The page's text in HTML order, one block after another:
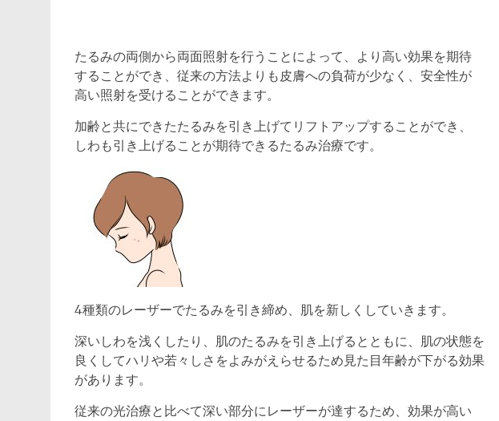
たるみの両側から両面照射を行うことによって、より高い効果を期待
することができ、従来の方法よりも皮膚への負荷が少なく、安全性が
高い照射を受けることができます。
加齢と共にできたたるみを引き上げてリフトアップすることができ、
しわも引き上げることが期待できるたるみ治療です。
4種類のレーザーでたるみを引き締め、肌を新しくしていきます。
深いしわを浅くしたり、肌のたるみを引き上げるとともに、肌の状態を
良くしてハリや若々しさをよみがえらせるため見た目年齢が下がる効果
があります。
従来の光治療と比べて深い部分にレーザーが達するため、効果が高い